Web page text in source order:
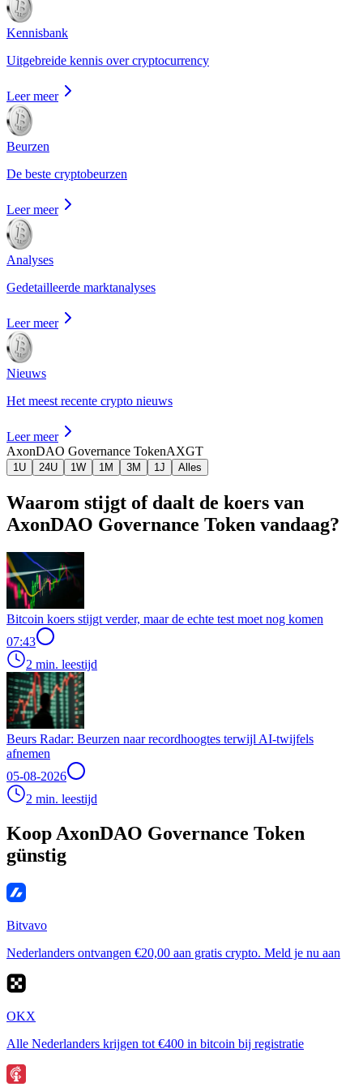
Kennisbank
Uitgebreide kennis over cryptocurrency
Leer meer
Beurzen
De beste cryptobeurzen
Leer meer
Analyses
Gedetailleerde marktanalyses
Leer meer
Nieuws
Het meest recente crypto nieuws
Leer meer
AxonDAO Governance TokenAXGT
1U 24U 1W 1M 3M 1J Alles
Waarom stijgt of daalt de koers van
AxonDAO Governance Token vandaag?
Bitcoin koers stijgt verder, maar de echte test moet nog komen
07:43
2 min. leestijd
Beurs Radar: Beurzen naar recordhoogtes terwijl AI-twijfels
afnemen
05-08-2026
2 min. leestijd
Koop AxonDAO Governance Token
günstig
Bitvavo
Nederlanders ontvangen €20,00 aan gratis crypto. Meld je nu aan
OKX
Alle Nederlanders krijgen tot €400 in bitcoin bij registratie